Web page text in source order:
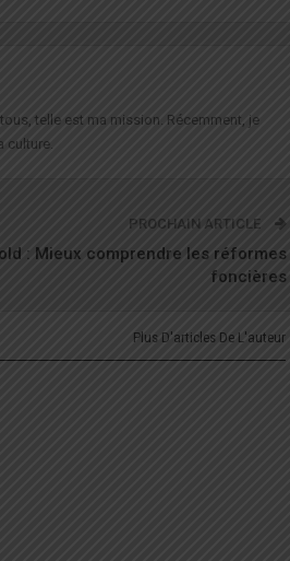
telle est ma mission. Récemment, je
culture.
PROCHAIN ARTICLE
: Mieux comprendre les réformes
foncières
Plus D'articles De L'auteur